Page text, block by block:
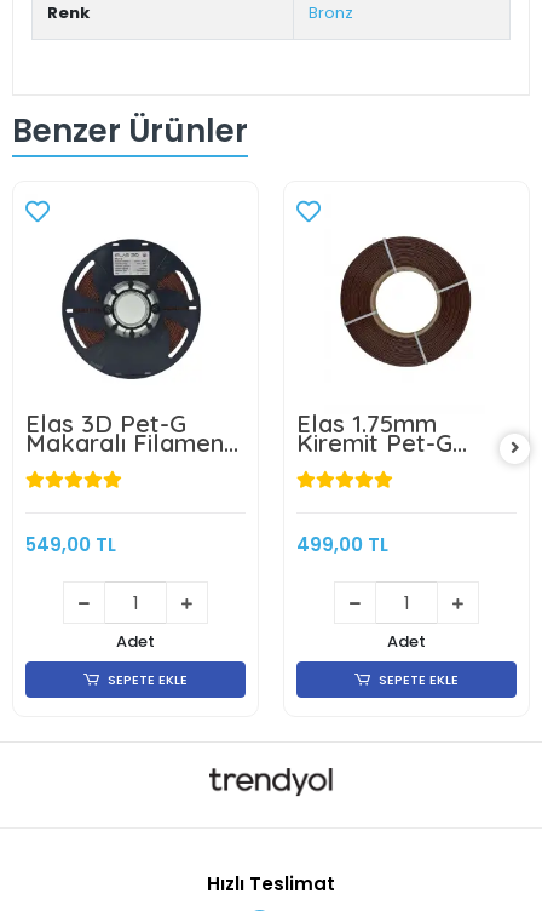
Renk Bronz
Benzer Ürünler
Elas 3D Pet-G
Makaralı Filament
Kiremit 1.75mm 1kg
549,00 TL
Adet
SEPETE EKLE
Elas 1.75mm
Kiremit Pet-G
Makarasız
Filament 1KG
499,00 TL
Adet
SEPETE EKLE
Hızlı Teslimat